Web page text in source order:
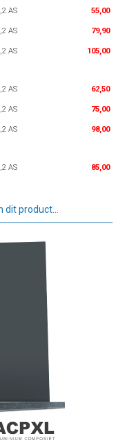
AS 55,00
AS 79,90
AS 105,00
AS 62,50
AS 75,00
AS 98,00
AS 85,00
dit product...